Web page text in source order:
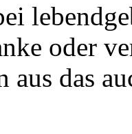
oder
aus das